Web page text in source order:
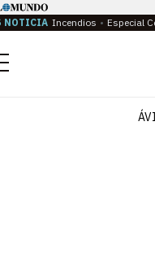
NOTICIA Incendios Especial